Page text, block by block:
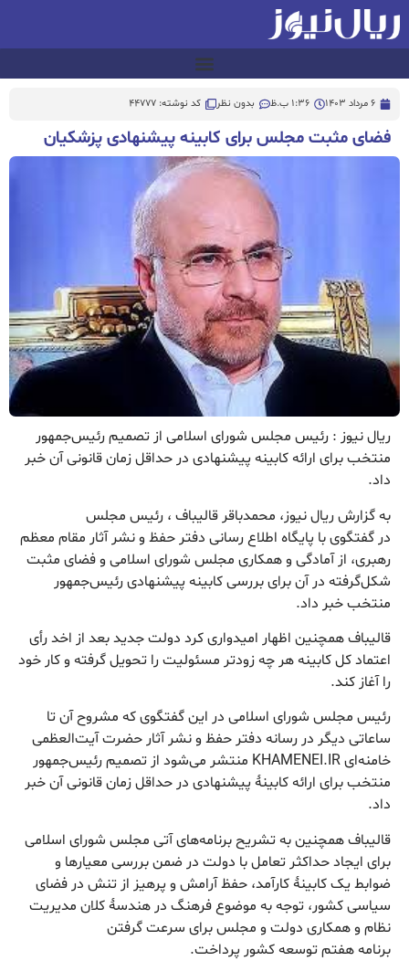
6 مرداد 1403 1:36 ب.ظ بدون نظر کد نوشته: 44777
فضای مثبت مجلس برای کابینه پیشنهادی پزشکیان
ریال نیوز : رئیس مجلس شورای اسلامی از تصمیم رئیس‌جمهور
منتخب برای ارائه کابینه پیشنهادی در حداقل زمان قانونی آن خبر
داد.
به گزارش ریال نیوز، محمدباقر قالیباف ، رئیس مجلس
در گفتگوی با پایگاه اطلاع رسانی دفتر حفظ و نشر آثار مقام معظم
رهبری، از آمادگی و همکاری مجلس شورای اسلامی و فضای مثبت
شکل‌گرفته در آن برای بررسی کابینه‌ پیشنهادی رئیس‌جمهور
منتخب خبر داد.
قالیباف همچنین اظهار امیدواری کرد دولت جدید بعد از اخد رأی
اعتماد کل کابینه هر چه زودتر مسئولیت را تحویل گرفته و کار خود
را آغاز کند.
رئیس مجلس شورای اسلامی در این گفتگوی که مشروح آن تا
ساعاتی دیگر در رسانه دفتر حفظ و نشر آثار حضرت آیت‌العظمی
خامنه‌ای KHAMENEI.IR منتشر می‌شود از تصمیم رئیس‌جمهور
منتخب برای ارائه کابینۀ پیشنهادی در حداقل زمان قانونی آن خبر
داد.
قالیباف همچنین به تشریح برنامه‌های آتی مجلس شورای اسلامی
برای ایجاد حداکثر تعامل با دولت در ضمن بررسی معیارها و
ضوابط یک کابینۀ کارآمد، حفظ آرامش و پرهیز از تنش در فضای
سیاسی کشور، توجه به موضوع فرهنگ در هندسۀ کلان مدیریت
نظام و همکاری دولت و مجلس برای سرعت گرفتن
برنامه هفتم توسعه کشور پرداخت.